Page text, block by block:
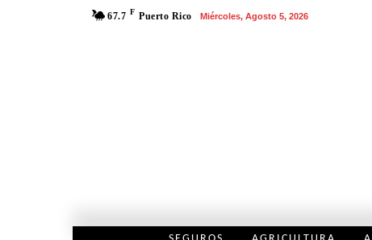
67.7 F Puerto Rico Miércoles, Agosto 5, 2026